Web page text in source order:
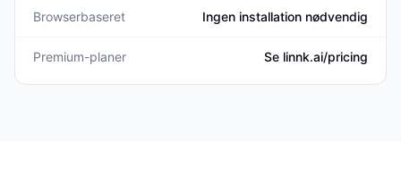
Browserbaseret Ingen installation nødvendig
Premium-planer Se linnk.ai/pricing